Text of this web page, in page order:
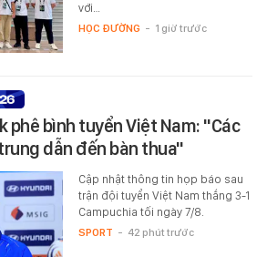
với…
HỌC ĐƯỜNG - 1 giờ trước
phê bình tuyển Việt Nam: "Các
dẫn đến bàn thua"
Cập nhật thông tin họp báo sau
trận đội tuyển Việt Nam thắng 3-1
Campuchia tối ngày 7/8.
SPORT - 42 phút trước